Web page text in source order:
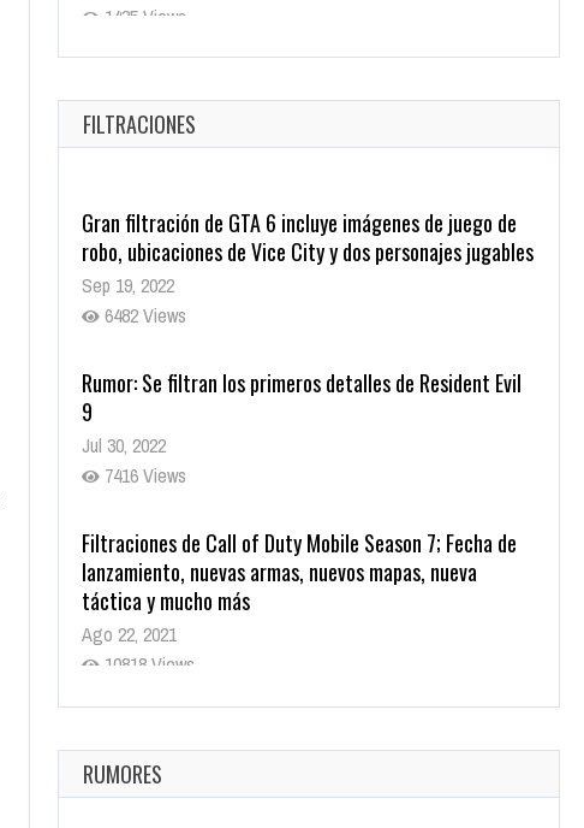
CRUNCHYROLL ANUNCIA FECHA DE ESTRENO EN CINES
Oct 7, 2025
1757 Views
FILTRACIONES
Gran filtración de GTA 6 incluye imágenes de juego de
robo, ubicaciones de Vice City y dos personajes jugables
Sep 19, 2022
6482 Views
Rumor: Se filtran los primeros detalles de Resident Evil
9
Jul 30, 2022
7416 Views
Filtraciones de Call of Duty Mobile Season 7; Fecha de
lanzamiento, nuevas armas, nuevos mapas, nueva
táctica y mucho más
Ago 22, 2021
10818 Views
La configuración de Call of Duty 2021 aparentemente
Ago 8, 2021
10003 Views
RUMORES